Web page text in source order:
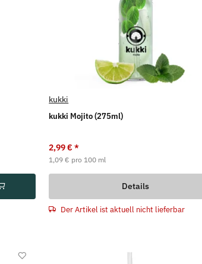
kukki
kukki Mojito (275ml)
2,99 €*
1,09 € pro 100 ml
Details
Der Artikel ist aktuell nicht lieferbar